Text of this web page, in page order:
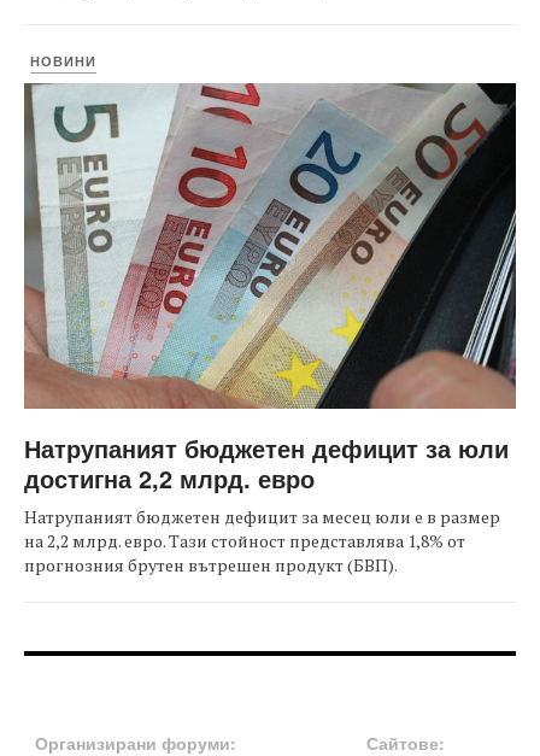
НОВИНИ
Натрупаният бюджетен дефицит за юли
достигна 2,2 млрд. евро
Натрупаният бюджетен дефицит за месец юли е в размер
на 2,2 млрд. евро. Тази стойност представлява 1,8% от
прогнозния брутен вътрешен продукт (БВП).
Организирани форуми: Сайтове: